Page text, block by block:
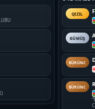
QIZIL
GÜMÜŞ
BÜRÜNC
BÜRÜNC